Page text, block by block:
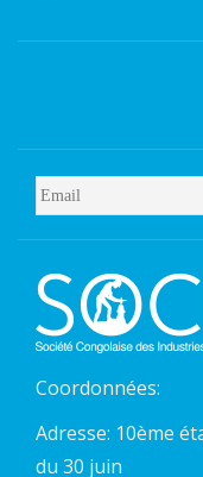
Coordonnées:
Adresse: 10ème
du 30 juin